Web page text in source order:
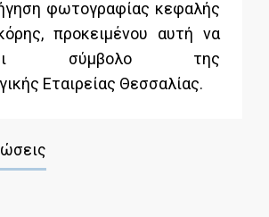
φωτογραφίας κεφαλής
προκειμένου αυτή να
σύμβολο της
Εταιρείας Θεσσαλίας.